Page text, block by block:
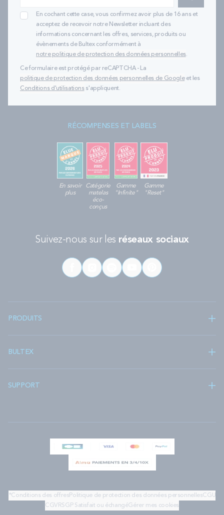
En cochant cette case, vous confirmez avoir plus de 16 ans et
acceptez de recevoir notre Newsletter incluant des
informations concernant les offres, services, produits ou
évènements de Bultex conformément à
notre politique de protection des données personnelles.
Ce formulaire est protégé par reCAPTCHA - La
politique de protection des données personnelles de Googleet les
Conditions d'utilisationss'appliquent.
RÉCOMPENSES ET LABELS
En savoir
plus
Catégorie
matelas
éco-
conçus
Gamme
"Infinite"
Gamme
"Reset"
Suivez-nous sur les réseaux sociaux
PRODUITS
BULTEX
SUPPORT
*Conditions des offresPolitique de protection des données personnellesCGU
CGV RSGP Satisfait ou échangéGérer mes cookies